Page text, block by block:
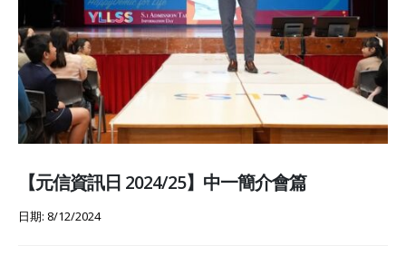
【元信資訊日 2024/25】中一簡介會篇
日期: 8/12/2024